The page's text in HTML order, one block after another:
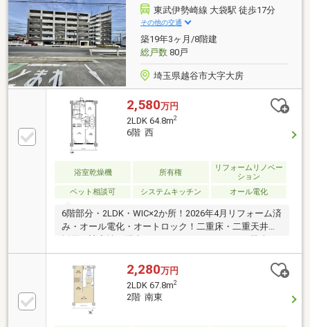
性まで含めたご提案が可能です。越谷市を中心に、草
加市・春日部市・吉川市・八潮市・松伏町、その他の
周辺エリアについても、周辺状況や相場感を踏まえて
ご案内いたします。
東武伊勢崎線 大袋駅 徒歩17分
その他の交通
築19年3ヶ月/8階建
総戸数80戸
埼玉県越谷市大字大房
2,580万円
2LDK 64.8m2
6階 西
浴室乾燥機 所有権
リフォームリノベー
ション
ペット相談可
システムキッチン オール電化
6階部分・2LDK・WIC×2か所！2026年4月リフォーム済
み・オール電化・オートロック！二重床・二重天井を
場：500-1500円/月 空き状況都度要確認・車高1500
ｍｍ以下まで・インターネット使用料：1870円/月
2,280万円
2LDK 67.8m2
2階 南東